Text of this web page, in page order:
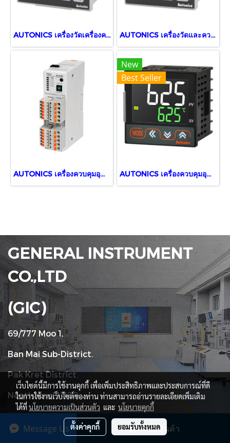
สั่งซื้อสินค้า
Message Us
AUTONICS เครื่องวัดเครื่องควบคุมอุณหภูมิ TCN4M-24R AUTONICS เครื่องวัดและควบคุมอุณหภูมิ TCN4S-24R
AUTONICS เครื่องควบคุมอุณหภูมิแบบโมดูล่า TM4-N2SE, 24VDC
New
Best Seller
AUTONICS เครื่องควบคุมอุณหภูมิ TX4S-14R
GENERAL INSTRUMENT
CO.,LTD
(GIC)
69/777 Moo 1,
Ban Mai Sub-District.
Pak Kret District.
Nonthaburi 11120
Tel : +66 (02) 090 2447
เว็บไซต์นี้มีการใช้งานคุกกี้ เพื่อเพิ่มประสิทธิภาพและประสบการณ์ที่ดี
ในการใช้งานเว็บไซต์ของท่าน ท่านสามารถอ่านรายละเอียดเพิ่มเติม
ได้ที่นโยบายความเป็นส่วนตัว และ นโยบายคุกกี้
ตั้งค่าคุกกี้ ยอมรับทั้งหมด